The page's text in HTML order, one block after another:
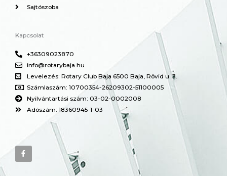
Sajtószoba
Kapcsolat
+36309023870
info@rotarybaja.hu
Levelezés: Rotary Club Baja 6500 Baja, Rövid u. 3.
Számlaszám: 10700354-26209302-51100005
Nyilvántartási szám: 03-02-0002008
Adószám: 18360945-1-03
e
b
o